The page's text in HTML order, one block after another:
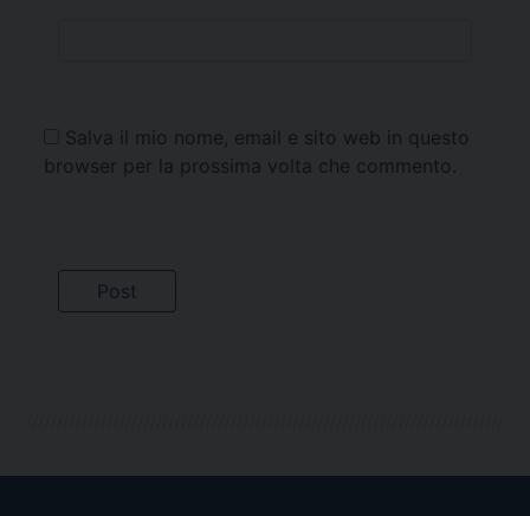
Salva il mio nome, email e sito web in questo
browser per la prossima volta che commento.